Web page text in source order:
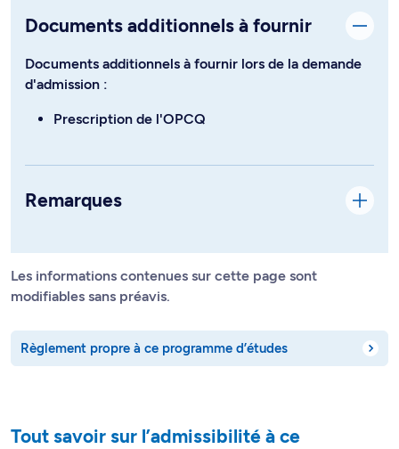
Documents additionnels à fournir
Documents additionnels à fournir lors de la demande
d'admission :
Prescription de l'OPCQ
Remarques
Les informations contenues sur cette page sont
modifiables sans préavis.
Règlement propre à ce programme d’études
Tout savoir sur l’admissibilité à ce